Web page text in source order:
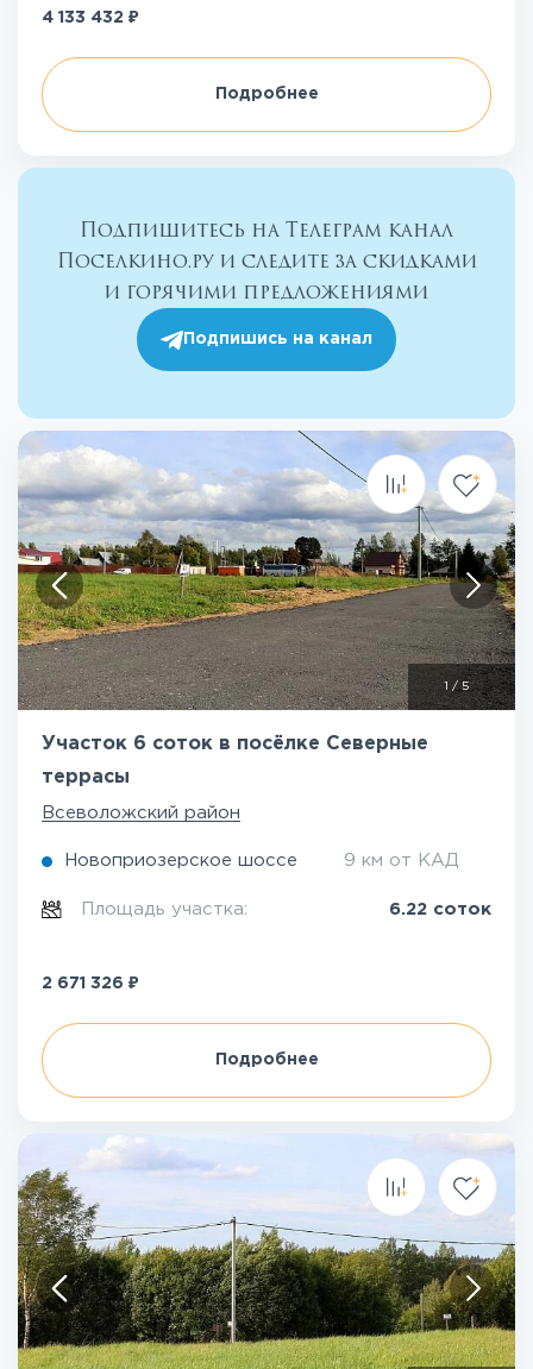
4 133 432 ₽
Подробнее
Подпишитесь на Телеграм канал
Поселкино.ру и следите за скидками
и горячими предложениями
Подпишись на канал
1 /5
Участок 6 соток в посёлке Северные
террасы
Всеволожский район
Новоприозерское шоссе 9 км от КАД
Площадь участка: 6.22 соток
2 671 326 ₽
Подробнее